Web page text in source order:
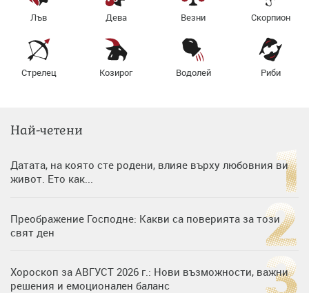
Лъв Дева Везни Скорпион
Стрелец Козирог Водолей Риби
Най-четени
Датата, на която сте родени, влияе върху любовния ви
живот. Ето как...
Преображение Господне: Какви са поверията за този
свят ден
Хороскоп за АВГУСТ 2026 г.: Нови възможности, важни
решения и емоционален баланс